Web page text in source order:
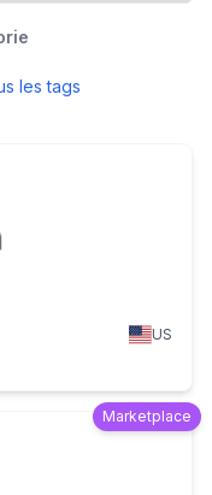
les tags
US
Marketplace